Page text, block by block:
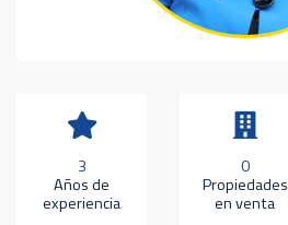
3
Años de
experiencia
0
Propiedades
en venta